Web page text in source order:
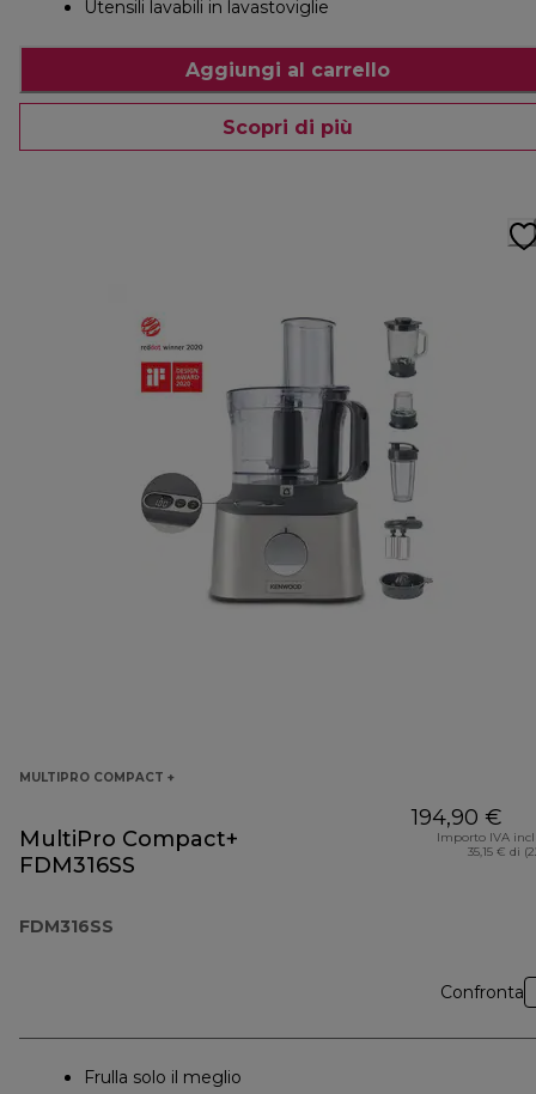
Utensili lavabili in lavastoviglie
Aggiungi al carrello
Scopri di più
MULTIPRO COMPACT +
MultiPro Compact+
FDM316SS
FDM316SS
194,90 €
Importo IVA
35,15 € di
Confronta
Frulla solo il meglio